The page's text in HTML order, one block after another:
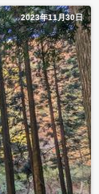
2023年11月30日